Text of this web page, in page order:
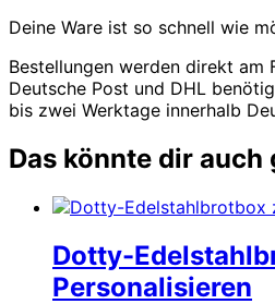
Deine Ware ist so schnell wie
Bestellungen werden direkt am
Deutsche Post und DHL
bis zwei Werktage innerhalb
Das könnte dir auch
Dotty-
Personalisieren